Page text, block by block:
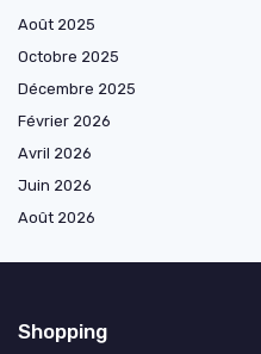
Août 2025
Octobre 2025
Décembre 2025
Février 2026
Avril 2026
Juin 2026
Août 2026
Shopping